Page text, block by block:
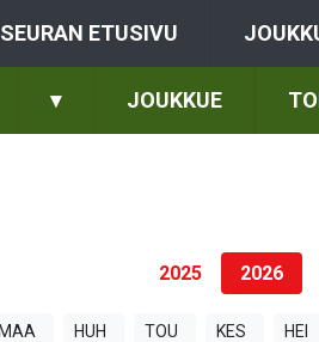
SEURAN ETUSIVU
▾ JOUKKUE
2025 2026
MAA HUH TOU KES HEI